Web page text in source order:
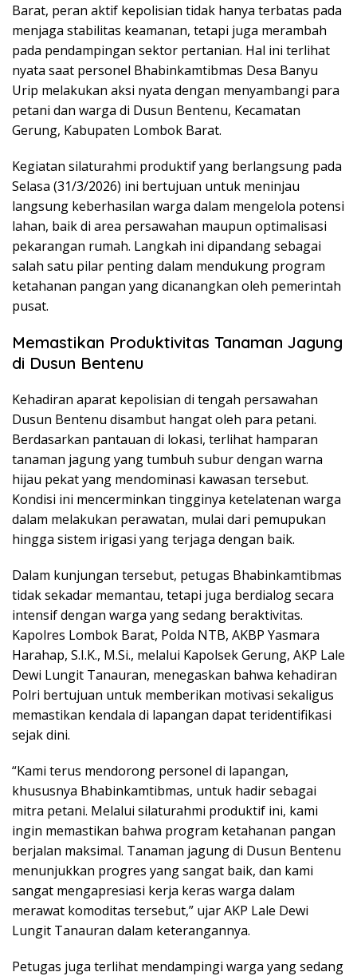
Barat, peran aktif kepolisian tidak hanya terbatas pada
menjaga stabilitas keamanan, tetapi juga merambah
pada pendampingan sektor pertanian. Hal ini terlihat
nyata saat personel Bhabinkamtibmas Desa Banyu
Urip melakukan aksi nyata dengan menyambangi para
petani dan warga di Dusun Bentenu, Kecamatan
Gerung, Kabupaten Lombok Barat.
Kegiatan silaturahmi produktif yang berlangsung pada
Selasa (31/3/2026) ini bertujuan untuk meninjau
langsung keberhasilan warga dalam mengelola potensi
lahan, baik di area persawahan maupun optimalisasi
pekarangan rumah. Langkah ini dipandang sebagai
salah satu pilar penting dalam mendukung program
ketahanan pangan yang dicanangkan oleh pemerintah
pusat.
Memastikan Produktivitas Tanaman Jagung
di Dusun Bentenu
Kehadiran aparat kepolisian di tengah persawahan
Dusun Bentenu disambut hangat oleh para petani.
Berdasarkan pantauan di lokasi, terlihat hamparan
tanaman jagung yang tumbuh subur dengan warna
hijau pekat yang mendominasi kawasan tersebut.
Kondisi ini mencerminkan tingginya ketelatenan warga
dalam melakukan perawatan, mulai dari pemupukan
hingga sistem irigasi yang terjaga dengan baik.
Dalam kunjungan tersebut, petugas Bhabinkamtibmas
tidak sekadar memantau, tetapi juga berdialog secara
intensif dengan warga yang sedang beraktivitas.
Kapolres Lombok Barat, Polda NTB, AKBP Yasmara
Harahap, S.I.K., M.Si., melalui Kapolsek Gerung, AKP Lale
Dewi Lungit Tanauran, menegaskan bahwa kehadiran
Polri bertujuan untuk memberikan motivasi sekaligus
memastikan kendala di lapangan dapat teridentifikasi
sejak dini.
“Kami terus mendorong personel di lapangan,
khususnya Bhabinkamtibmas, untuk hadir sebagai
mitra petani. Melalui silaturahmi produktif ini, kami
ingin memastikan bahwa program ketahanan pangan
berjalan maksimal. Tanaman jagung di Dusun Bentenu
menunjukkan progres yang sangat baik, dan kami
sangat mengapresiasi kerja keras warga dalam
merawat komoditas tersebut,” ujar AKP Lale Dewi
Lungit Tanauran dalam keterangannya.
Petugas juga terlihat mendampingi warga yang sedang